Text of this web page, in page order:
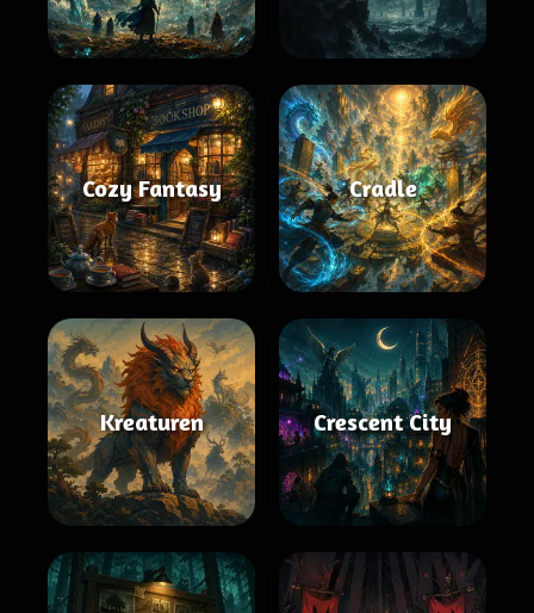
Cozy Fantasy Cradle
Kreaturen Crescent City